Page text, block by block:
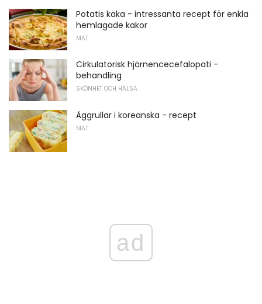
Potatis kaka - intressanta recept för enkla
hemlagade kakor
MAT
Cirkulatorisk hjärnencecefalopati -
behandling
SKÖNHET OCH HÄLSA
Äggrullar i koreanska - recept
MAT
ad